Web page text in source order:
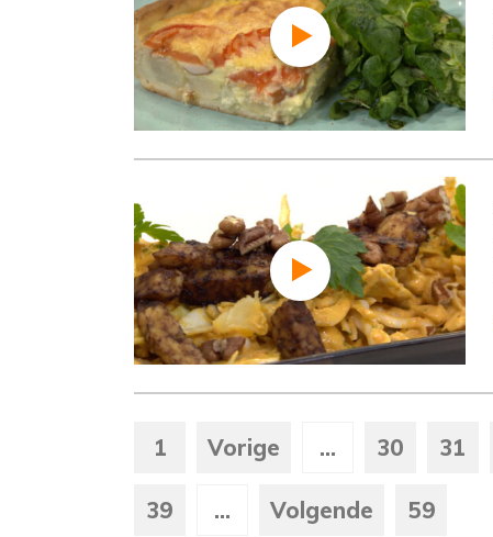
1 Vorige ... 30 31
39 ... Volgende 59